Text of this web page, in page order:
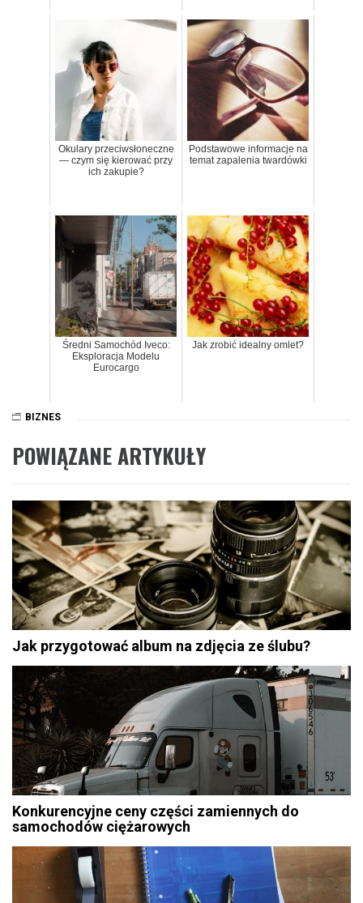
Okulary przeciwsłoneczne
— czym się kierować przy
ich zakupie?
Podstawowe informacje na
temat zapalenia twardówki
Średni Samochód Iveco:
Eksploracja Modelu
Eurocargo
Jak zrobić idealny omlet?
BIZNES
POWIĄZANE ARTYKUŁY
Jak przygotować album na zdjęcia ze ślubu?
Konkurencyjne ceny części zamiennych do
samochodów ciężarowych